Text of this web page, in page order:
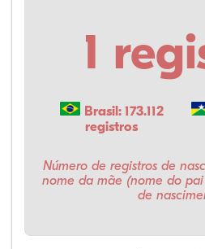
1
Brasil: 173.112
registros
Número de registros de
nome da mãe (nome do
de